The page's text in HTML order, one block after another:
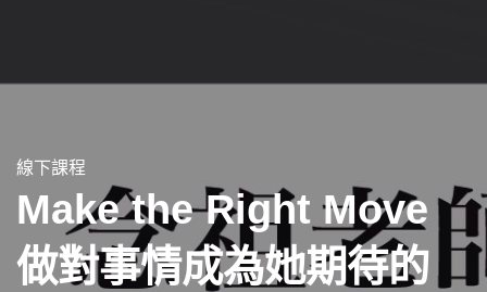
線下課程
Make the Right Move
做對事情成為她期待的